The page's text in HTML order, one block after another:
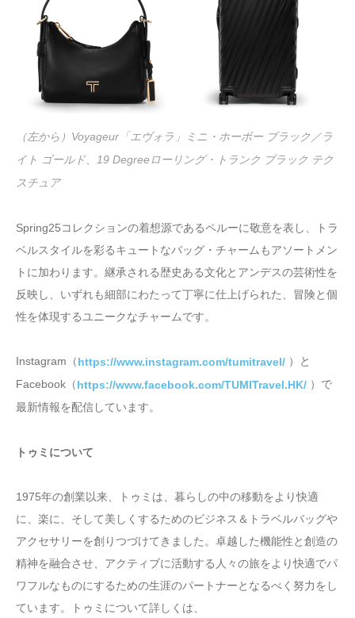
（左から）Voyageur「エヴォラ」ミニ・ホーボー ブラック／ラ
イト ゴールド、19 Degreeローリング・トランク ブラック テク
スチュア
Spring25コレクションの着想源であるペルーに敬意を表し、トラ
ベルスタイルを彩るキュートなバッグ・チャームもアソートメン
トに加わります。継承される歴史ある文化とアンデスの芸術性を
反映し、いずれも細部にわたって丁寧に仕上げられた、冒険と個
性を体現するユニークなチャームです。
Instagram（https://www.instagram.com/tumitravel/ ）と
Facebook（https://www.facebook.com/TUMITravel.HK/ ）で
最新情報を配信しています。
トゥミについて
1975年の創業以来、トゥミは、暮らしの中の移動をより快適
に、楽に、そして美しくするためのビジネス＆トラベルバッグや
アクセサリーを創りつづけてきました。卓越した機能性と創造の
精神を融合させ、アクティブに活動する人々の旅をより快適でパ
ワフルなものにするための生涯のパートナーとなるべく努力をし
ています。トゥミについて詳しくは、